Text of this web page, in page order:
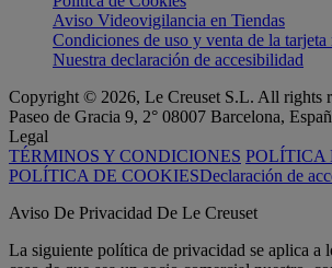
Aviso Videovigilancia en Tiendas
Condiciones de uso y venta de la tarjeta
Nuestra declaración de accesibilidad
Copyright © 2026, Le Creuset S.L. All rights
Paseo de Gracia 9, 2° 08007 Barcelona,
Legal
TÉRMINOS Y CONDICIONES POLÍTICA
POLÍTICA DE COOKIESDeclaración de
Aviso De Privacidad De Le Creuset
La siguiente política de privacidad se aplica a